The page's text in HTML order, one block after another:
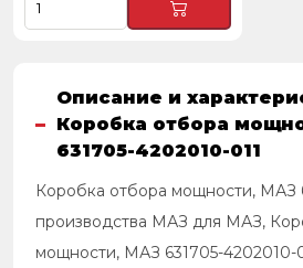
Описание и
Коробка отбора
631705-4202010-011
Коробка отбора мощности, МАЗ
производства МАЗ для МАЗ,
мощности, МАЗ 631705-4202010-